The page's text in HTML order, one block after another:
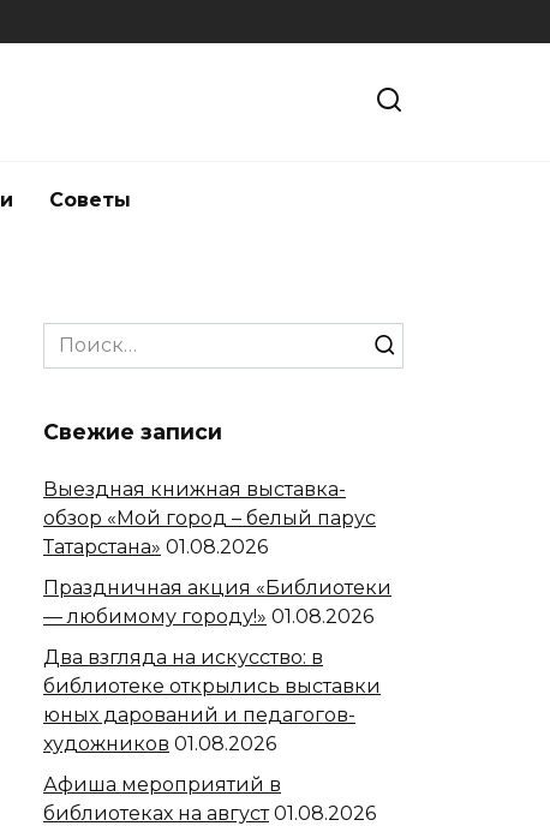
Советы
Search
for:
Свежие записи
Выездная книжная выставка-
обзор «Мой город – белый парус
Татарстана» 01.08.2026
Праздничная акция «Библиотеки
— любимому городу!» 01.08.2026
Два взгляда на искусство: в
библиотеке открылись выставки
юных дарований и педагогов-
художников 01.08.2026
Афиша мероприятий в
библиотеках на август 01.08.2026